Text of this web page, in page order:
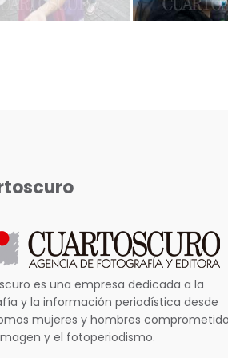
es una empresa dedicada a la
y la información periodística desde
mujeres y hombres
y el fotoperiodismo.